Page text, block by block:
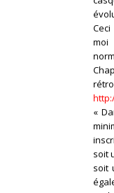
moi
«
soit
soit